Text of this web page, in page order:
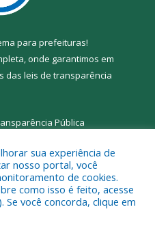
para prefeituras!
onde garantimos em
das leis de transparência
Pública
Prefeitura Municipal de Abel
sua experiência de
nosso portal, você
de cookies.
como isso é feito, acesse
). Se você concorda, clique em